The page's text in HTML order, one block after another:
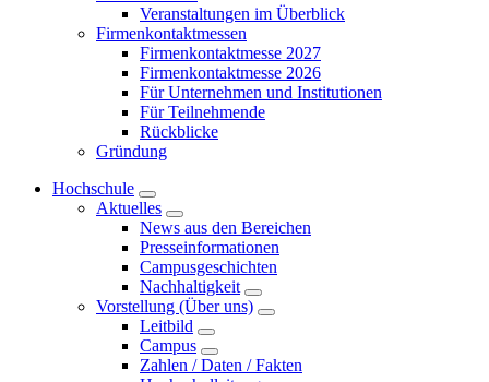
Veranstaltungen im Überblick
Firmenkontaktmessen
Firmenkontaktmesse 2027
Firmenkontaktmesse 2026
Für Unternehmen und Institutionen
Für Teilnehmende
Rückblicke
Gründung
Hochschule
Aktuelles
News aus den Bereichen
Presseinformationen
Campusgeschichten
Nachhaltigkeit
Vorstellung (Über uns)
Leitbild
Campus
Zahlen / Daten / Fakten